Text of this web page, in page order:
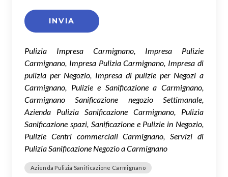
Pulizia Impresa Carmignano, Impresa Pulizie
Carmignano, Impresa Pulizia Carmignano, Impresa di
pulizia per Negozio, Impresa di pulizie per Negozi a
Carmignano, Pulizie e Sanificazione a Carmignano,
Carmignano Sanificazione negozio Settimanale,
Azienda Pulizia Sanificazione Carmignano, Pulizia
Sanificazione spazi, Sanificazione e Pulizie in Negozio,
Pulizie Centri commerciali Carmignano, Servizi di
Pulizia Sanificazione Negozio a Carmignano
Azienda Pulizia Sanificazione Carmignano